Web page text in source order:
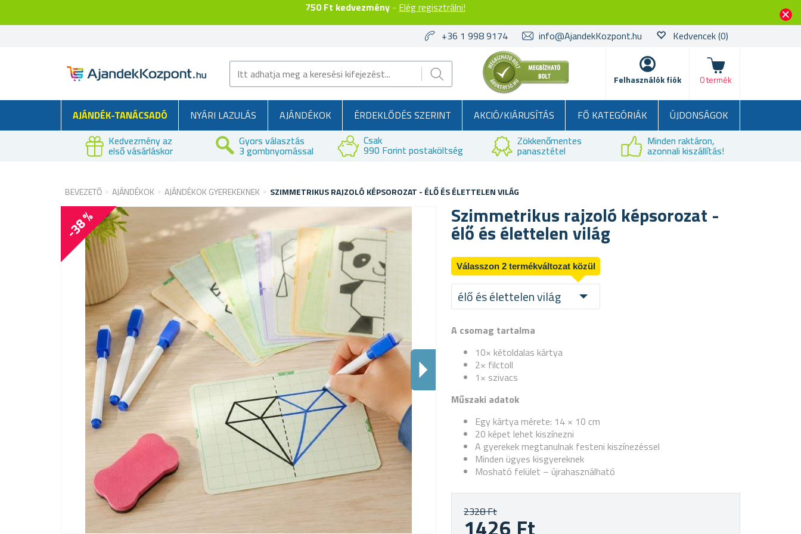
750 Ft kedvezmény - Elég regisztrálni!
+36 1 998 9174
info@AjandekKozpont.hu Kedvencek(0)
Felhasználók fiók
kosár
0 termék
AJÁNDÉK-TANÁCSADÓ NYÁRI LAZULÁS AJÁNDÉKOK ÉRDEKLŐDÉS SZERINT AKCIÓ/KIÁRUSÍTÁS FŐ KATEGÓRIÁK
ÚJDONSÁGOK
Kedvezmény az
első vásárláskor
Gyors választás
3 gombnyomással
Csak
990 Forint postaköltség
Zökkenőmentes
panasztétel
Minden raktáron,
azonnali kiszállítás!
BEVEZETŐ AJÁNDÉKOK AJÁNDÉKOK GYEREKEKNEK SZIMMETRIKUS RAJZOLÓ KÉPSOROZAT - ÉLŐ ÉS ÉLETTELEN VILÁG
Szimmetrikus rajzoló képsorozat -
élő és élettelen világ
-38 %
Válasszon 2 termékváltozat közül
élő és élettelen világ
A csomag tartalma
10× kétoldalas kártya
2× filctoll
1× szivacs
Műszaki adatok
Egy kártya mérete: 14 × 10 cm
20 képet lehet kiszínezni
A gyerekek megtanulnak festeni kiszínezéssel
Minden ügyes kisgyereknek
Mosható felület – újrahasználható
2328 Ft